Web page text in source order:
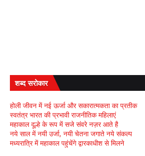
शब्द सरोकार
होली जीवन में नई ऊर्जा और सकारात्मकता का प्रतीक
स्वतंत्र भारत की प्रभावी राजनीतिक महिलाएं
महाकाल दूल्हे के रूप में सजे संवरे नज़र आते है
नये साल में नयी उर्जा, नयी चेतना जगाते नये संकल्प
मध्यरात्रि में महाकाल पहुंचेंगे द्वारकाधीश से मिलने